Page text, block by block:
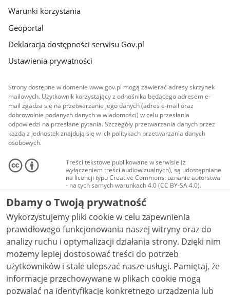
Warunki korzystania
Geoportal
Deklaracja dostępności serwisu Gov.pl
Ustawienia prywatności
Strony dostępne w domenie www.gov.pl mogą zawierać adresy skrzynek
mailowych. Użytkownik korzystający z odnośnika będącego adresem e-
mail zgadza się na przetwarzanie jego danych (adres e-mail oraz
dobrowolnie podanych danych w wiadomości) w celu przesłania
odpowiedzi na przesłane pytania. Szczegóły przetwarzania danych przez
każdą z jednostek znajdują się w ich politykach przetwarzania danych
osobowych.
Treści tekstowe publikowane w serwisie (z
wyłączeniem treści audiowizualnych), są udostępniane
na licencji typu Creative Commons: uznanie autorstwa
- na tych samych warunkach 4.0 (CC BY-SA 4.0).
Materiały audiowizualne, w tym zdjęcia, materiały
audio i wideo, są udostępniane na licencji typu
Creative Commons: uznanie autorstwa użycie
niekomercyjne - bez utworów zależnych 4.0 (CC BY-
NC-ND 4.0), o ile nie jest to stwierdzone inaczej.
Dbamy o Twoją prywatność
Wykorzystujemy pliki cookie w celu zapewnienia
prawidłowego funkcjonowania naszej witryny oraz do
analizy ruchu i optymalizacji działania strony. Dzięki nim
możemy lepiej dostosować treści do potrzeb
użytkowników i stale ulepszać nasze usługi. Pamiętaj, że
informacje przechowywane w plikach cookie mogą
pozwalać na identyfikację konkretnego urządzenia lub